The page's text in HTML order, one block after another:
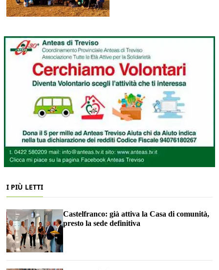
I PIÙ LETTI
Castelfranco: già attiva la Casa di comunità,
presto la sede definitiva